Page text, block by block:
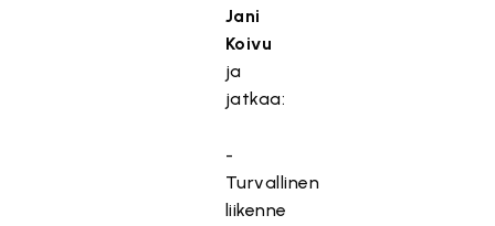
Jani
Koivu
ja
jatkaa:
-
Turvallinen
liikenne